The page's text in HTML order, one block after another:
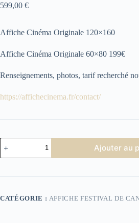
599,00 €
Affiche Cinéma Originale 120×160
Affiche Cinéma Originale 60×80 199€
Renseignements, photos, tarif recherché
https://affichecinema.fr/contact/
quantité
de
Festival
Cannes
Ajouter au
CATÉGORIE : AFFICHE FESTIVAL DE